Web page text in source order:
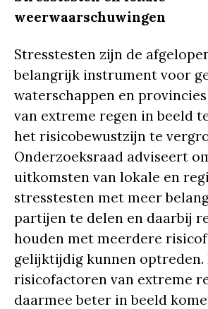
weerwaarschuwingen
Stresstesten zijn de
belangrijk instrument voor
waterschappen en provincies
van extreme regen in beeld
het risicobewustzijn te
Onderzoeksraad adviseert
uitkomsten van lokale en
stresstesten met meer
partijen te delen en daarbij
houden met meerdere
gelijktijdig kunnen optreden.
risicofactoren van extreme
daarmee beter in beeld